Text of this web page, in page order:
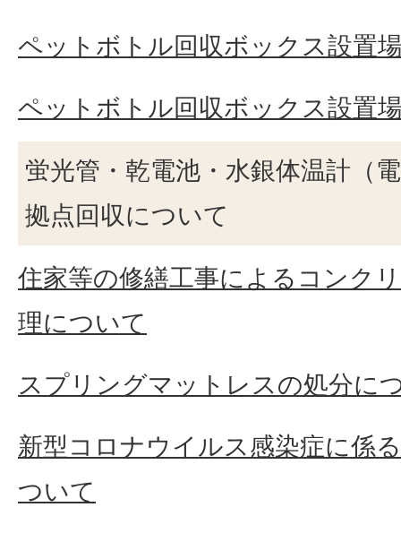
ペットボトル回収ボックス設置
ペットボトル回収ボックス設置
蛍光管・乾電池・水銀体温計（
拠点回収について
住家等の修繕工事によるコンク
理について
スプリングマットレスの処分に
新型コロナウイルス感染症に係
ついて